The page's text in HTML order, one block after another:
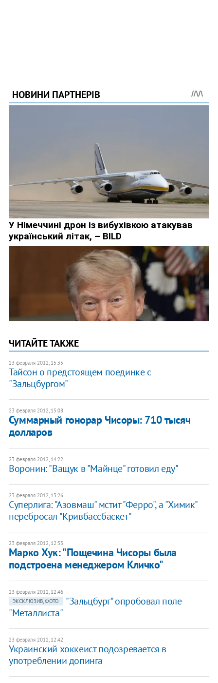
ЧИТАЙТЕ ТАКЖЕ
23 февраля 2012, 15:35
Тайсон о предстоящем поединке с
"Зальцбургом"
23 февраля 2012, 15:08
Суммарный гонорар Чисоры: 710 тысяч
долларов
23 февраля 2012, 14:22
Воронин: "Ващук в "Майнце" готовил еду"
23 февраля 2012, 13:26
​​Суперлига: "Азовмаш" мстит "Ферро", а "Химик"
перебросал "Кривбассбаскет"
23 февраля 2012, 12:55
Марко Хук: "Пощечина Чисоры была
подстроена менеджером Кличко"
23 февраля 2012, 12:46
ЭКСКЛЮЗИВ, ФОТО
"Зальцбург" опробовал поле
"Металлиста"
23 февраля 2012, 12:42
Украинский хоккеист подозревается в
употреблении допинга